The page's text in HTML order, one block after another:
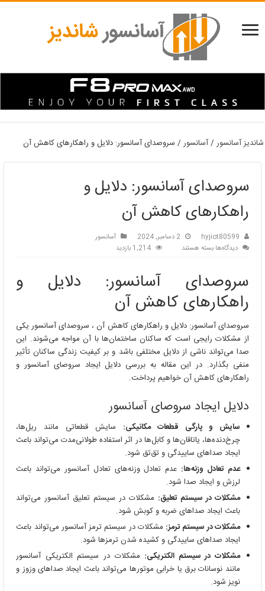
شاندیز آسانسور/آسانسور/ سروصدای آسانسور: دلایل و راهکارهای کاهش آن
سروصدای آسانسور: دلایل و
راهکارهای کاهش آن
hyjiot80599 2 دسامبر, 2024
آسانسور
دیدگاه‌هابرای
دلایل
راهکارهای
کاهش
آن
بسته هستند 1,214 بازدید
سروصدای آسانسور: دلایل و
راهکارهای کاهش آن
سروصدای آسانسور: دلایل و راهکارهای کاهش آن ، سروصدای آسانسور یکی
از مشکلات رایجی است که ساکنان ساختمان‌ها با آن مواجه می‌شوند. این
صدا می‌تواند ناشی از دلایل مختلفی باشد و بر کیفیت زندگی ساکنان تأثیر
منفی بگذارد. در این مقاله به بررسی دلایل ایجاد سروصای آسانسور و
راهکارهای کاهش آن خواهیم پرداخت.
دلایل ایجاد سروصای آسانسور
سایش و پارگی قطعات مکانیکی: سایش قطعاتی مانند ریل‌ها،
چرخ‌دنده‌ها، یاتاقان‌ها و کابل‌ها در اثر استفاده طولانی‌مدت می‌تواند باعث
ایجاد صداهای ساییدگی و تق‌تق شود.
عدم تعادل وزنه‌ها: عدم تعادل وزنه‌های تعادل آسانسور می‌تواند باعث
لرزش و ایجاد صدا شود.
مشکلات در سیستم تعلیق: مشکلات در سیستم تعلیق آسانسور می‌تواند
باعث ایجاد صداهای ضربه و کوبش شود.
مشکلات در سیستم ترمز: مشکلات در سیستم ترمز آسانسور می‌تواند باعث
ایجاد صداهای ساییدگی و کشیده شدن ترمزها شود.
مشکلات در سیستم الکتریکی: مشکلات در سیستم الکتریکی آسانسور
مانند نوسانات برق یا خرابی موتورها می‌تواند باعث ایجاد صداهای وزوز و
نویز شود.